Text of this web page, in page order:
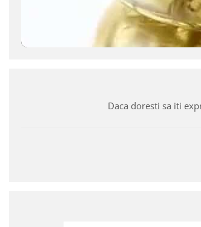
Daca doresti sa iti